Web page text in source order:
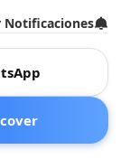
Notificaciones